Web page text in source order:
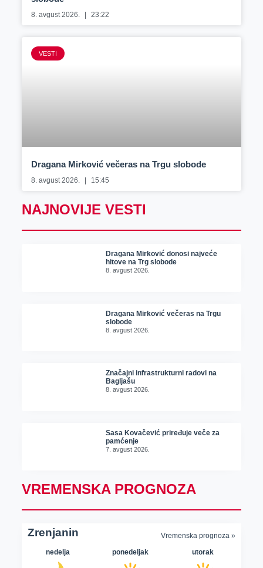
8. avgust 2026. 23:22
VESTI
Dragana Mirković večeras na Trgu slobode
8. avgust 2026. 15:45
NAJNOVIJE VESTI
Dragana Mirković donosi najveće
hitove na Trg slobode
8. avgust 2026.
Dragana Mirković večeras na Trgu
slobode
8. avgust 2026.
Značajni infrastrukturni radovi na
Bagljašu
8. avgust 2026.
Sasa Kovačević priređuje veče za
pamćenje
7. avgust 2026.
VREMENSKA PROGNOZA